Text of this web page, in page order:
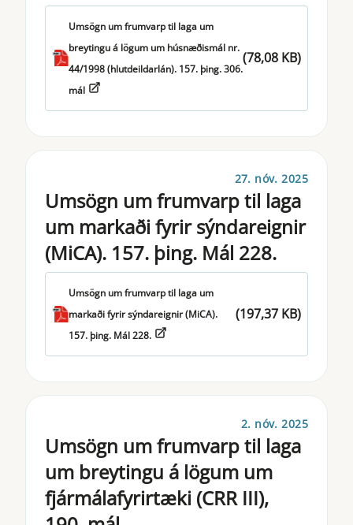
Umsögn um frumvarp til laga um
breytingu á lögum um húsnæðismál nr.
44/1998 (hlutdeildarlán). 157. þing. 306.
mál
(78,08 KB)
27. nóv. 2025
Umsögn um frumvarp til laga
um markaði fyrir sýndareignir
(MiCA). 157. þing. Mál 228.
Umsögn um frumvarp til laga um
markaði fyrir sýndareignir (MiCA).
157. þing. Mál 228.
(197,37 KB)
2. nóv. 2025
Umsögn um frumvarp til laga
um breytingu á lögum um
fjármálafyrirtæki (CRR III),